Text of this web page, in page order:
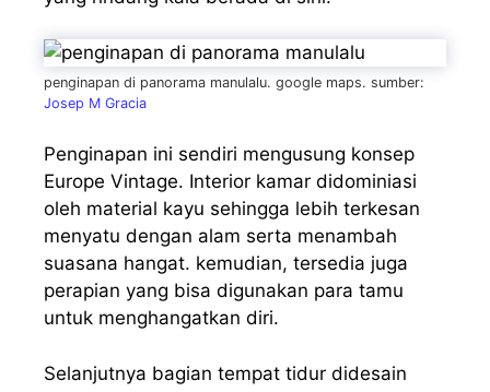
penginapan di panorama manulalu. google maps. sumber:
Josep M Gracia
Penginapan ini sendiri mengusung konsep
Europe Vintage. Interior kamar didominiasi
oleh material kayu sehingga lebih terkesan
menyatu dengan alam serta menambah
suasana hangat. kemudian, tersedia juga
perapian yang bisa digunakan para tamu
untuk menghangatkan diri.
Selanjutnya bagian tempat tidur didesain